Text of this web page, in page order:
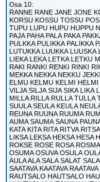
Osa 10:
RANNE RANE JANE JONE
KORSU KOSSU TOSSU
TUPU LUPU HUPU HUPPU
PAJA PAHA PALA PAKA
PULKKA PULIKKA PALIKKA
LUTUKKA LUUKKA LUUSKA
LIEKA LEKA LETKA LETKU
RAKI RANKI RENKI RINKI
MEKKA NEKKA NEKKU
ELMU KELMU KELMI
VILJA SILJA SIJA SIKA LIKA
MILLA RILLA RULLA TULLA
SUULA SEULA KEULA
REUNA RUUNA RUUMA
AUMA SAUMA SAUNA
KATA KITA RITA RITVA
LIKSA LEKSA HEKSA HESA
ROKSE ROSE ROSA
OSUMA OSUVA OSULA
AULA ALA SALA SALAT
SAATAVA KAATAVA
RAUTSALO HAUTSALO